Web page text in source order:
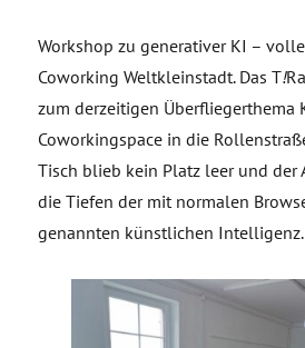
Workshop zu generativer KI –
Coworking Weltkleinstadt. Das T!
zum derzeitigen Überfliegerthema
Coworkingspace in die
Tisch blieb kein Platz leer und der
die Tiefen der mit normalen
genannten künstlichen Intelligenz.